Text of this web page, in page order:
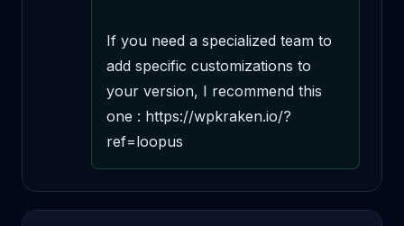
If you need a specialized team to
add specific customizations to
your version, I recommend this
one : https://wpkraken.io/?
ref=loopus